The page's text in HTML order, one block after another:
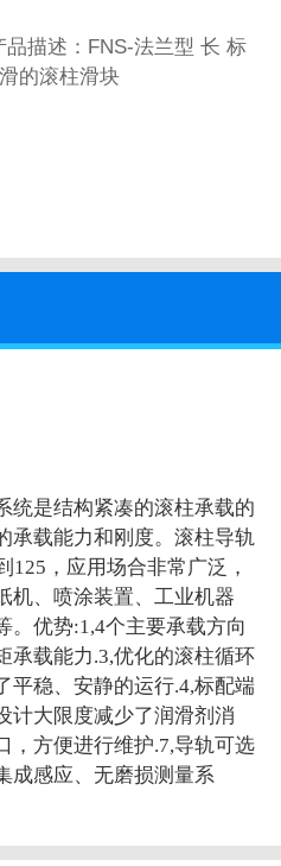
品描述：FNS-法兰型 长 标
的滚柱滑块
统是结构紧凑的滚柱承载的
承载能力和刚度。滚柱导轨
125，应用场合非常广泛，
机、喷涂装置、工业机器
。优势:1,4个主要承载方向
承载能力.3,优化的滚柱循环
平稳、安静的运行.4,标配端
计大限度减少了润滑剂消
，方便进行维护.7,导轨可选
成感应、无磨损测量系